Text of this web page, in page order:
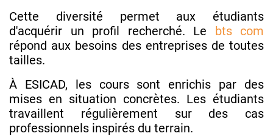
Cette diversité permet aux étudiants
d'acquérir un profil recherché. Le bts com
répond aux besoins des entreprises de toutes
tailles.
À ESICAD, les cours sont enrichis par des
mises en situation concrètes. Les étudiants
travaillent régulièrement sur des cas
professionnels inspirés du terrain.